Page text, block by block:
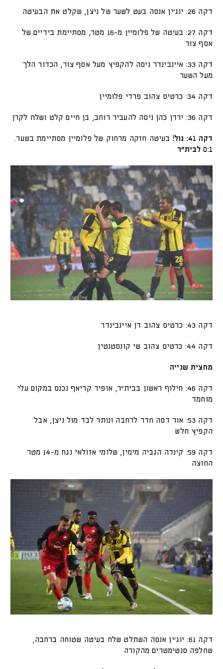
דקה 26: יוג'ין אנסה בעט לשער של ניצן, שקלט את הבעיטה
דקה 27: בעיטה של פלומיין מ-16 מטר, מסתיימת בידיים של
אסף צור
דקה 33: איינבינדר ניסה להקפיץ מעל אסף צור, הכדור הלך
מעל השער
דקה 34: כרטיס צהוב פרדי פלומיין
דקה 36: ירדן כהן ניסה להעביר רוחב, בן חיים קלט ושלח לקרן
דקה 41: גול!
בעיטה חזקה מרחוק של פלומיין מסתיימת בשער.
0:1 לבית"ר
דקה 43: כרטיס צהוב דן איינבינדר
דקה 44: כרטיס צהוב שי קונסטנטין
מחצית שנייה
דקה 46: חילוף ראשון בבית"ר, אופיר קריאף נכנס במקום עלי
מוחמד
דקה 53: אור דסה חדר לרחבה ונותר לבד מול ניצן, אבל
הקפיץ חלש
דקה 59: קינדה הגביה מימין, שלומי אזולאי נגח מ-14 מטר
החוצה
דקה 61: יוג'ין אנסה השתלט שלח בעיטה שטוחה ברחבה,
שחלפה סנטימטרים מהקורה